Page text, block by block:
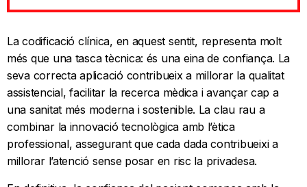
La codificació clínica, en aquest sentit, representa molt
més que una tasca tècnica: és una eina de confiança. La
seva correcta aplicació contribueix a millorar la qualitat
assistencial, facilitar la recerca mèdica i avançar cap a
una sanitat més moderna i sostenible. La clau rau a
combinar la innovació tecnològica amb l’ètica
professional, assegurant que cada dada contribueixi a
millorar l’atenció sense posar en risc la privadesa.